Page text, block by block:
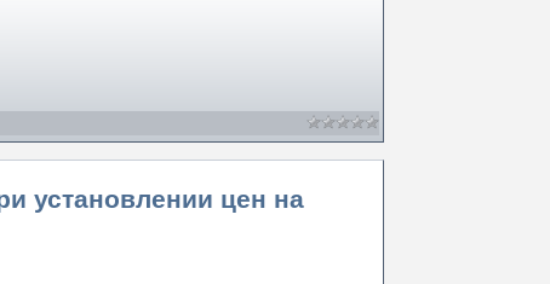
установлении цен на